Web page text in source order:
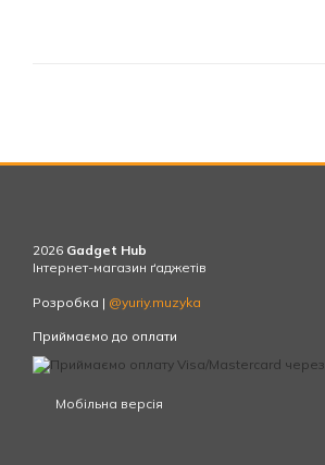
2026 Gadget Hub
Інтернет-магазин ґаджетів
Розробка | @yuriy.muzyka
Приймаємо до оплати
Мобільна версія